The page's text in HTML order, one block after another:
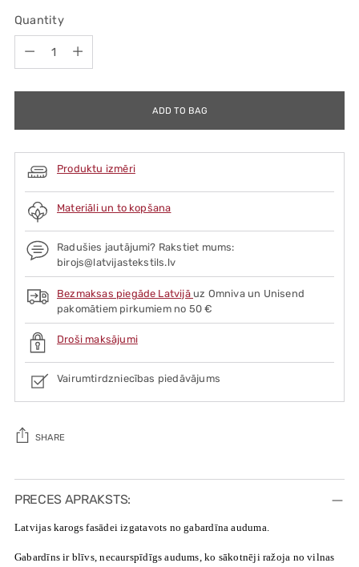
Quantity
ADD TO BAG
Produktu izmēri
Materiāli un to kopšana
Radušies jautājumi? Rakstiet mums:
birojs@latvijastekstils.lv
Bezmaksas piegāde Latvijā uz Omniva un Unisend
pakomātiem pirkumiem no 50 €
Droši maksājumi
Vairumtirdzniecības piedāvājums
SHARE
Adding
product
your
PRECES APRAKSTS:
Latvijas karogs fasādei izgatavots no gabardīna auduma.
Gabardīns ir blīvs, necaurspīdīgs audums, ko sākotnēji ražoja no vilnas